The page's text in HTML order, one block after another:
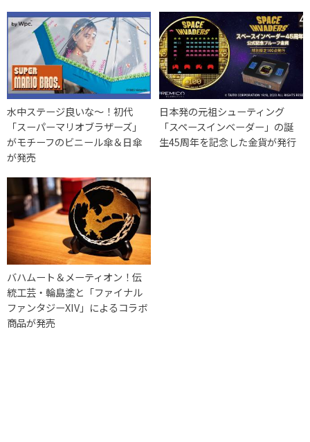
水中ステージ良いな〜！初代
「スーパーマリオブラザーズ」
がモチーフのビニール傘＆日傘
が発売
日本発の元祖シューティング
「スペースインベーダー」の誕
生45周年を記念した金貨が発行
バハムート＆メーティオン！伝
統工芸・輪島塗と「ファイナル
ファンタジーXIV」によるコラボ
商品が発売